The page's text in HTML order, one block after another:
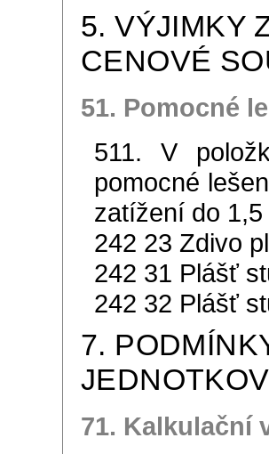
5. VÝJIMKY
CENOVÉ
51. Pomocné
511. V
pomocné
zatížení do
242 23 Zdivo
242 31 Plášť
242 32 Plášť
7.
71. Kalkulační